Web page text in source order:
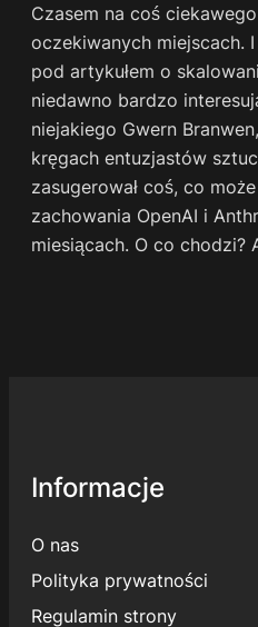
Czasem na coś
oczekiwanych miejscach.
pod artykułem o
niedawno bardzo
niejakiego Gwern
kręgach entuzjastów
zasugerował coś, co
zachowania OpenAI i
miesiącach. O co chodzi?
Informacje
O nas
Polityka prywatności
Regulamin strony